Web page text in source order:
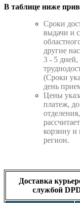
В таблице ниже
Cроки
выдачи и
другие
3 - 5 дней,
(Сроки
день
Цены
платеж,
корзину и
регион.
Доставка
службой